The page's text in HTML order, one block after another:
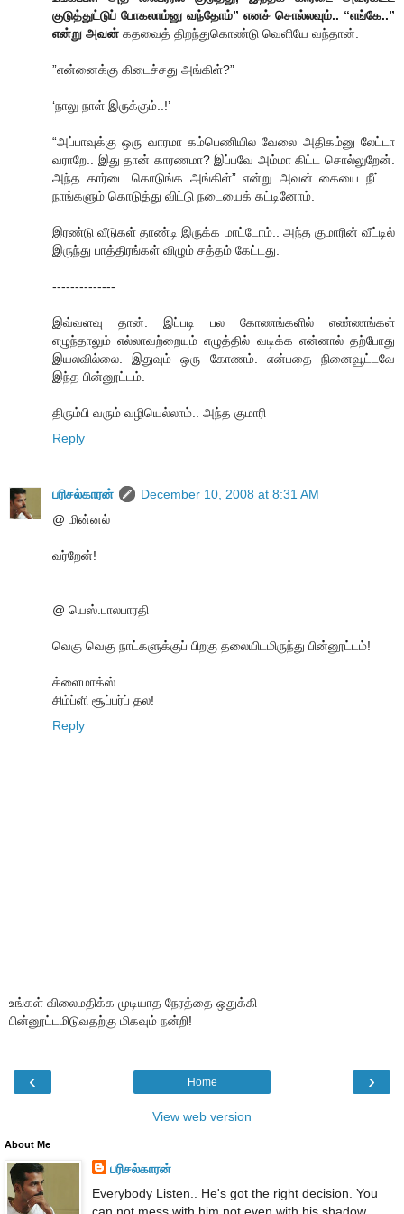
குடுத்துட்டுப் போகலாம்னு வந்தோம்” எனச் சொல்லவும்.. “எங்கே..”
என்று அவன் கதவைத் திறந்துகொண்டு வெளியே வந்தான்.
”என்னைக்கு கிடைச்சது அங்கிள்?”
‘நாலு நாள் இருக்கும்..!’
“அப்பாவுக்கு ஒரு வாரமா கம்பெணியில வேலை அதிகம்னு லேட்டா
வராறே.. இது தான் காரணமா? இப்பவே அம்மா கிட்ட சொல்லுறேன்.
அந்த கார்டை கொடுங்க அங்கிள்” என்று அவன் கையை நீட்ட..
நாங்களும் கொடுத்து விட்டு நடையைக் கட்டினோம்.
இரண்டு வீடுகள் தாண்டி இருக்க மாட்டோம்.. அந்த குமாரின் வீட்டில்
இருந்து பாத்திரங்கள் விழும் சத்தம் கேட்டது.
--------------
இவ்வளவு தான். இப்படி பல கோணங்களில் எண்ணங்கள்
எழுந்தாலும் எல்லாவற்றையும் எழுத்தில் வடிக்க என்னால் தற்போது
இயலவில்லை. இதுவும் ஒரு கோணம். என்பதை நினைவூட்டவே
இந்த பின்னூட்டம்.
திரும்பி வரும் வழியெல்லாம்.. அந்த குமாரி
Reply
பரிசல்காரன்
December 10, 2008 at 8:31 AM
@ மின்னல்
வர்றேன்!
@ யெஸ்.பாலபாரதி
வெகு வெகு நாட்களுக்குப் பிறகு தலையிடமிருந்து பின்னூட்டம்!
க்ளைமாக்ஸ்...
சிம்ப்ளி சூப்பர்ப் தல!
Reply
உங்கள் விலைமதிக்க முடியாத நேரத்தை ஒதுக்கி
பின்னூட்டமிடுவதற்கு மிகவும் நன்றி!
‹ ›
Home
View web version
About Me
பரிசல்காரன்
Everybody Listen.. He's got the right decision. You
can not mess with him not even with his shadow...